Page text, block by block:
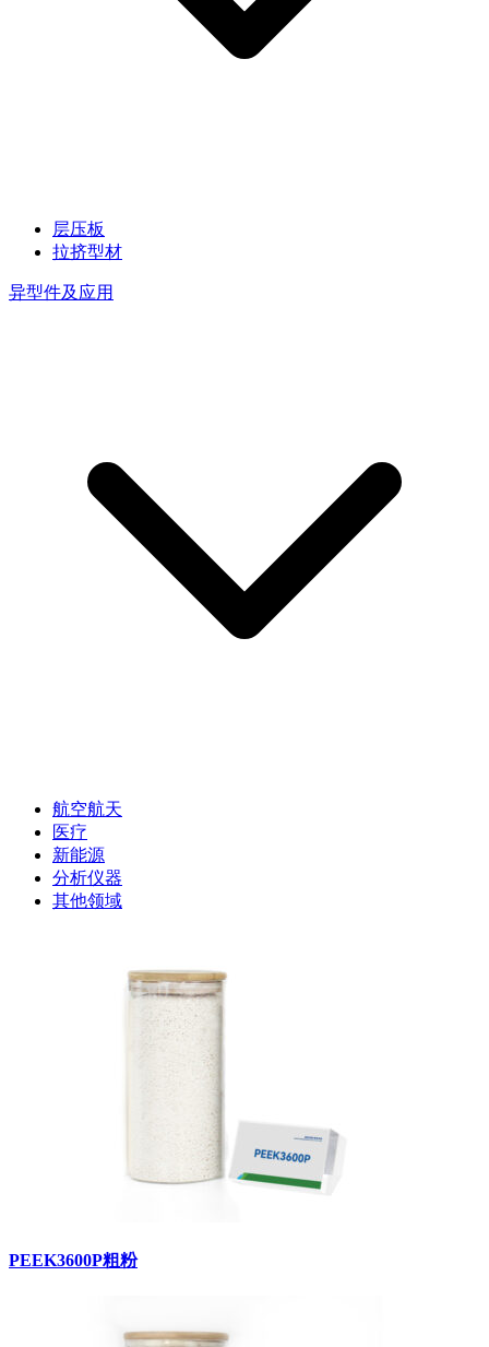
层压板
拉挤型材
异型件及应用
航空航天
医疗
新能源
分析仪器
其他领域
PEEK3600P粗粉